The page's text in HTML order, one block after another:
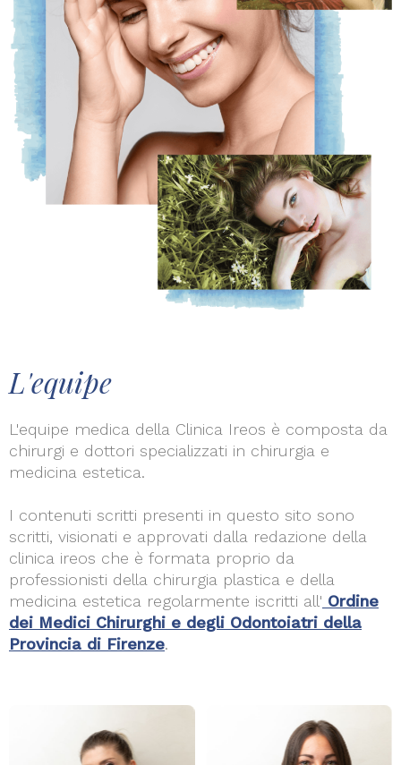
L'equipe
L'equipe medica della Clinica Ireos è composta da
chirurgi e dottori specializzati in chirurgia e
medicina estetica.
I contenuti scritti presenti in questo sito sono
scritti, visionati e approvati dalla redazione della
clinica ireos che è formata proprio da
professionisti della chirurgia plastica e della
medicina estetica regolarmente iscritti all' Ordine
dei Medici Chirurghi e degli Odontoiatri della
Provincia di Firenze.